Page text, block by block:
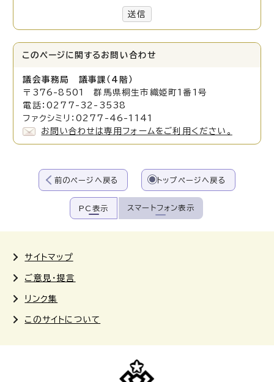
送信
このページに関する お問い合わせ
議会事務局 議事課（4階）
〒376-8501 群馬県桐生市織姫町1番1号
電話：0277-32-3538
ファクシミリ：0277-46-1141
お問い合わせは専用フォームをご利用ください。
前のページへ戻る トップページへ戻る
PC表示 スマートフォン表示
サイトマップ
ご意見・提言
リンク集
このサイトについて